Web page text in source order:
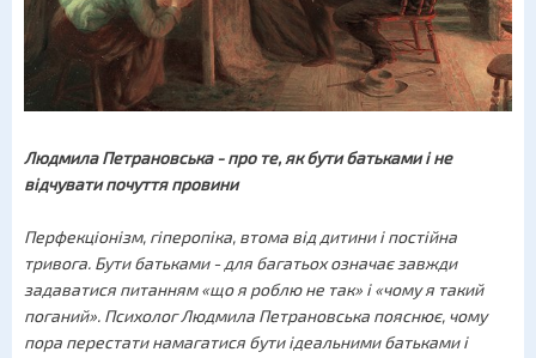
Людмила Петрановська - про те, як бути батьками і не
відчувати почуття провини
Перфекціонізм, гіперопіка, втома від дитини і постійна
тривога. Бути батьками - для багатьох означає завжди
задаватися питанням «що я роблю не так» і «чому я такий
поганий». Психолог Людмила Петрановська пояснює, чому
пора перестати намагатися бути ідеальними батьками і